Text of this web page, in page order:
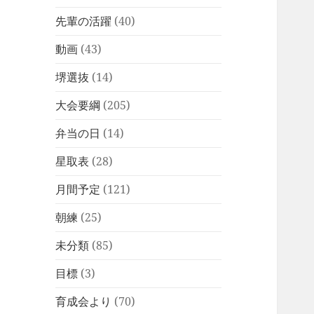
先輩の活躍 (40)
動画 (43)
堺選抜 (14)
大会要綱 (205)
弁当の日 (14)
星取表 (28)
月間予定 (121)
朝練 (25)
未分類 (85)
目標 (3)
育成会より (70)